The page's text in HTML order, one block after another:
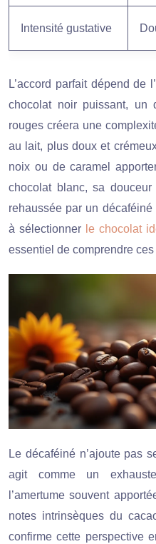
Intensité gustative
L’accord parfait dépend de
chocolat noir puissant, un
rouges créera une
au lait, plus doux et
noix ou de caramel
chocolat blanc, sa
rehaussée par un
à sélectionner le chocolat
essentiel de comprendre
Le décaféiné n’ajoute pas
agit comme un
l’amertume souvent
notes intrinsèques du
confirme cette perspective